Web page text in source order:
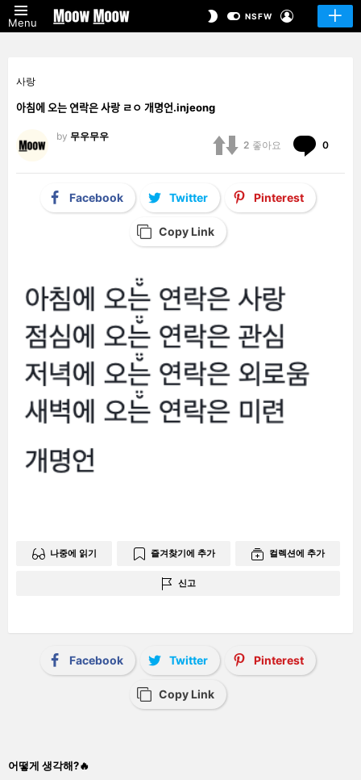
Menu
SWITCHNSFW
사랑
아침에 오는 연락은 사랑 ㄹㅇ 개명언.injeong
by 무우무우
2 좋아요 0
Facebook Twitter Pinterest
Copy Link
나중에 읽기 즐겨찾기에 추가 컬렉션에 추가
신고
Facebook Twitter Pinterest
Copy Link
어떻게 생각해?🔥